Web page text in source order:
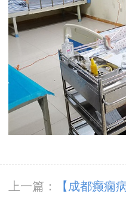
上一篇：
【成都癫痫